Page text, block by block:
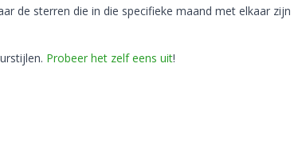
de sterren die in die specifieke maand met elkaar zijn
Probeer het zelf eens uit!